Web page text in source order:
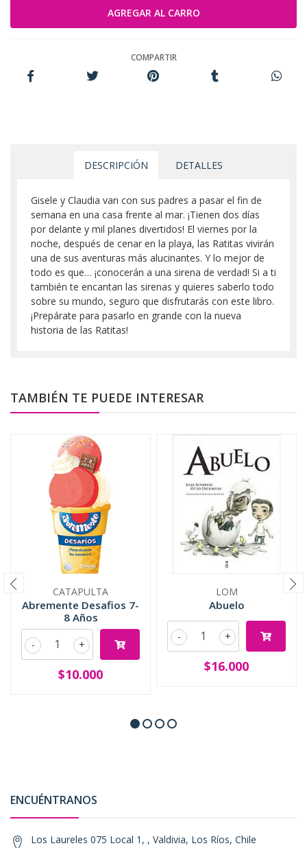
COMPARTIR
DESCRIPCIÓN DETALLES
Gisele y Claudia van con sus padres a pasar el fin de
semana en una casa frente al mar. ¡Tienen dos días
por delante y mil planes divertidos! El viernes por la
noche, después de cenar en la playa, las Ratitas vivirán
una de sus aventuras más alucinantes. Y lo mejor de
todo es que… ¡conocerán a una sirena de verdad! Si a ti
también te encantan las sirenas y quieres saberlo todo
sobre su mundo, seguro que disfrutarás con este libro.
¡Prepárate para pasarlo en grande con la nueva
historia de las Ratitas!
TAMBIÉN TE PUEDE INTERESAR
CATAPULTA
Abremente Desafios 7-
8 Años
+
-
$10.000
LOM
Abuelo
+
-
$16.000
ENCUÉNTRANOS
Los Laureles 075 Local 1, , Valdivia, Los Ríos, Chile